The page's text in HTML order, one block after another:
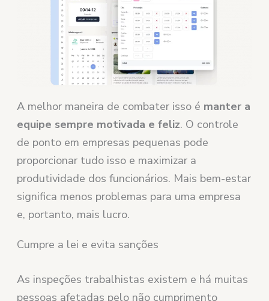
A melhor maneira de combater isso é manter a
equipe sempre motivada e feliz. O controle
de ponto em empresas pequenas pode
proporcionar tudo isso e maximizar a
produtividade dos funcionários. Mais bem-estar
significa menos problemas para uma empresa
e, portanto, mais lucro.
Cumpre a lei e evita sanções
As inspeções trabalhistas existem e há muitas
pessoas afetadas pelo não cumprimento